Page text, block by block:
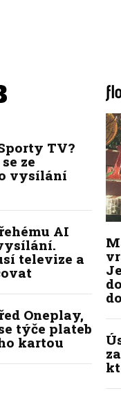
TV?
ze
vysílání
AI
televize a
Oneplay,
týče plateb
kartou